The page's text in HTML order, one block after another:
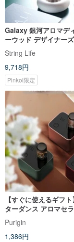
Galaxy 銀河アロマデ
ーウッド デザイナー
ティブ 癒しのギフト
ーションアート ダイナ
ランス
String Life
9,718円
Pinkoi限定
【すぐに使えるギフ
ターダンス アロマセ
ピュアエッセンシャル
ィフューザー 静音、均
費
Purigin
1,386円